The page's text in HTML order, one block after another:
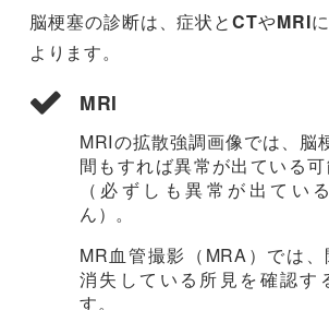
脳梗塞の診断は、症状とCTやMRI
よります。
MRI
MRIの拡散強調画像では、脳
間もすれば異常が出ている
（必ずしも異常が出てい
ん）。
MR血管撮影（MRA）では
消失している所見を確認す
す。